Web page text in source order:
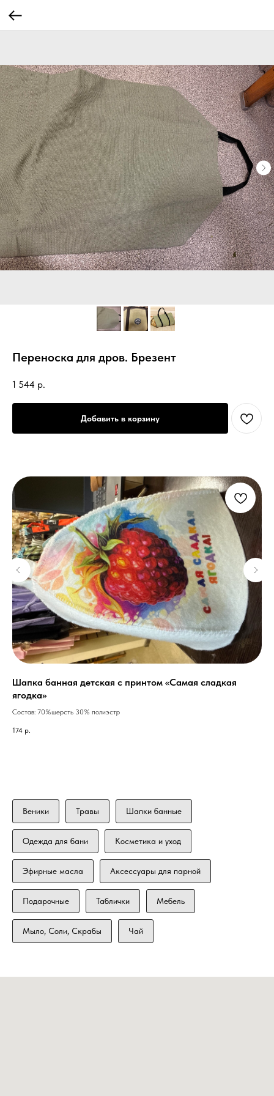
Переноска для дров. Брезент
1 544 р.
Добавить в корзину
Шапка банная детская с принтом «Самая сладкая
ягодка»
Состав: 70%шерсть 30% полиэстр
174 р.
Веники Травы Шапки банные
Одежда для бани Косметика и уход
Эфирные масла Аксессуары для парной
Подарочные Таблички Мебель
Мыло, Соли, Скрабы Чай